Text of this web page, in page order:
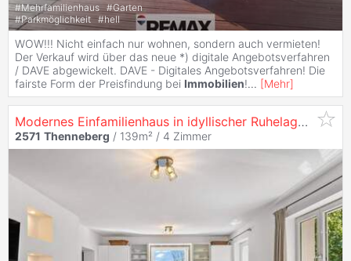
#Mehrfamilienhaus #Garten
#Parkmöglichkeit #hell
WOW!!! Nicht einfach nur wohnen, sondern auch vermieten!
Der Verkauf wird über das neue *) digitale Angebotsverfahren
/ DAVE abgewickelt. DAVE - Digitales Angebotsverfahren! Die
fairste Form der Preisfindung bei Immobilien!... [Mehr]
Modernes Einfamilienhaus in idyllischer Ruhelage - Wohnen mit Lebensqualität im Triestingtal
2571 Thenneberg / 139m² / 4 Zimmer